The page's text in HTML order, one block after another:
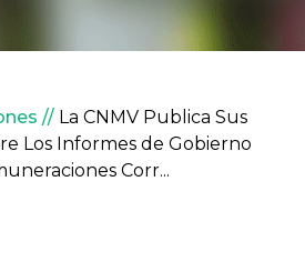
enlaces de
La CNMV Publica Sus
Los Informes de Gobierno
Corr...